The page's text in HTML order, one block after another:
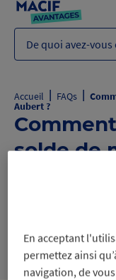
De quoi avez-
Accueil | FAQs |
Aubert ?
solde de
En acceptant
permettez ainsi
navigation, de